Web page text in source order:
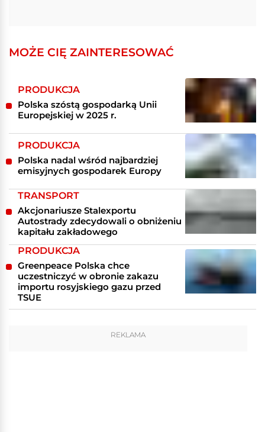
MOŻE CIĘ ZAINTERESOWAĆ
PRODUKCJA
Polska szóstą gospodarką Unii
Europejskiej w 2025 r.
PRODUKCJA
Polska nadal wśród najbardziej
emisyjnych gospodarek Europy
TRANSPORT
Akcjonariusze Stalexportu
Autostrady zdecydowali o obniżeniu
kapitału zakładowego
PRODUKCJA
Greenpeace Polska chce
uczestniczyć w obronie zakazu
importu rosyjskiego gazu przed
TSUE
REKLAMA